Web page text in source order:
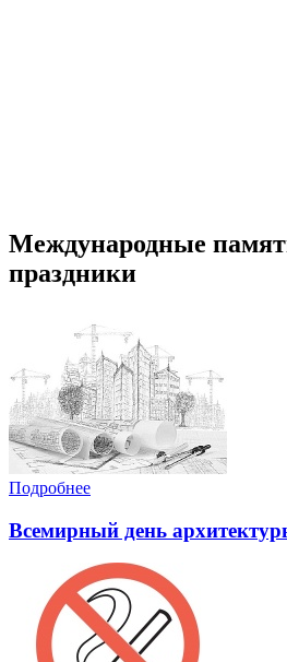
Международные
праздники
Подробнее
Всемирный день